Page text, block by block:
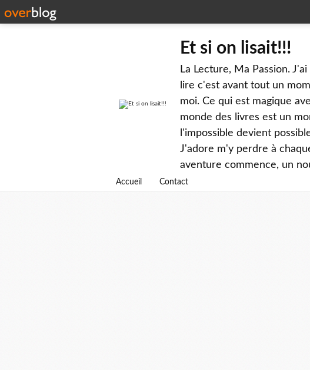
Et si on lisait!!!
La Lecture, Ma Passion.
lire c'est avant tout un
moi. Ce qui est magique
monde des livres est un
l'impossible devient
J'adore m'y perdre à
aventure commence, un
Accueil Contact